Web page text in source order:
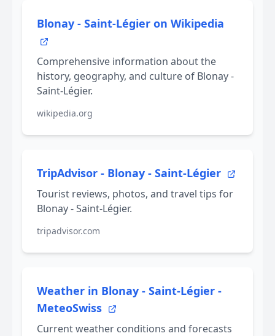
Blonay - Saint-Légier on Wikipedia
Comprehensive information about the
history, geography, and culture of Blonay -
Saint-Légier.
wikipedia.org
TripAdvisor - Blonay - Saint-Légier
Tourist reviews, photos, and travel tips for
Blonay - Saint-Légier.
tripadvisor.com
Weather in Blonay - Saint-Légier -
MeteoSwiss
Current weather conditions and forecasts